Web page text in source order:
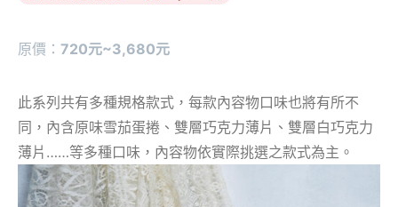
原價： 720元~3,680元
此系列共有多種規格款式，每款內容物口味也將有所不
同，內含原味雪茄蛋捲、雙層巧克力薄片、雙層白巧克力
薄片……等多種口味，內容物依實際挑選之款式為主。